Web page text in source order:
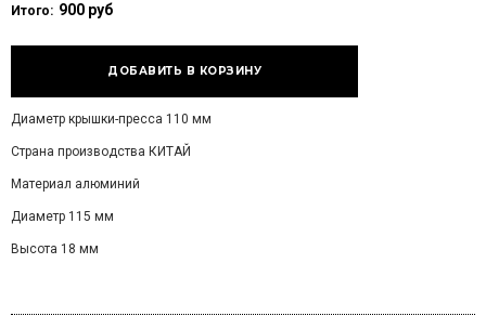
Итого: 900 руб
Диаметр крышки-пресса 110 мм
Страна производства КИТАЙ
Материал алюминий
Диаметр 115 мм
Высота 18 мм